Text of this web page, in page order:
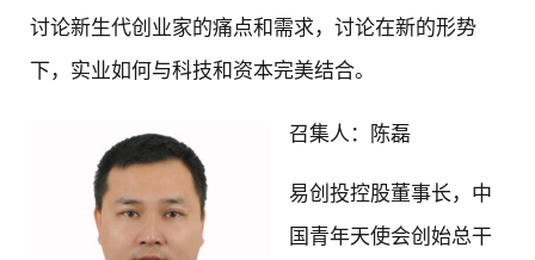
讨论新生代创业家的痛点和需求，讨论在新的形势
下，实业如何与科技和资本完美结合。
召集人：陈磊
易创投控股董事长，中
国青年天使会创始总干